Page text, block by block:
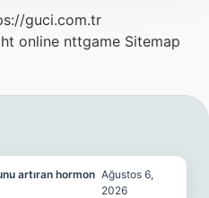
guci.com.tr
online nttgame Sitemap
artıran hormon Ağustos 6,
2026